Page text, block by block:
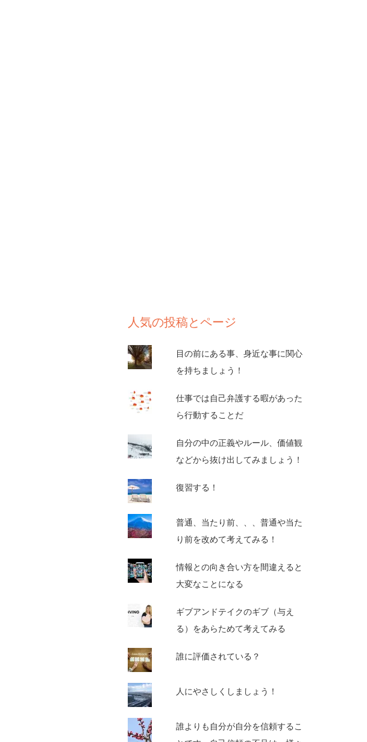
人気の投稿とページ
目の前にある事、身近な事に関心
を持ちましょう！
仕事では自己弁護する暇があった
ら行動することだ
自分の中の正義やルール、価値観
などから抜け出してみましょう！
復習する！
普通、当たり前、、、普通や当た
り前を改めて考えてみる！
情報との向き合い方を間違えると
大変なことになる
ギブアンドテイクのギブ（与え
る）をあらためて考えてみる
誰に評価されている？
人にやさしくしましょう！
誰よりも自分が自分を信頼するこ